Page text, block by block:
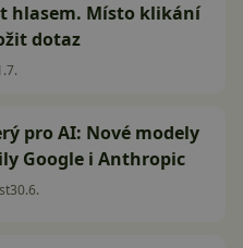
hlasem. Místo klikání
dotaz
pro AI: Nové modely
Google i Anthropic
30.6.